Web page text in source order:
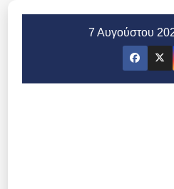
7 Αυγούστου